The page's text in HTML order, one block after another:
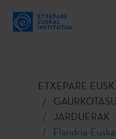
ETXEPARE
JARDUERAK
Flandria-